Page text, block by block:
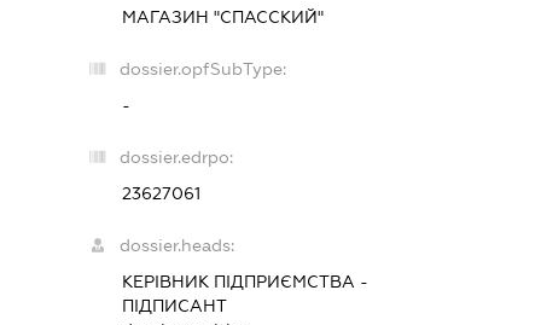
МАГАЗИН "СПАССКИЙ"
dossier.opfSubType:
-
dossier.edrpo:
23627061
dossier.heads:
КЕРІВНИК ПІДПРИЄМСТВА -
ПІДПИСАНТ